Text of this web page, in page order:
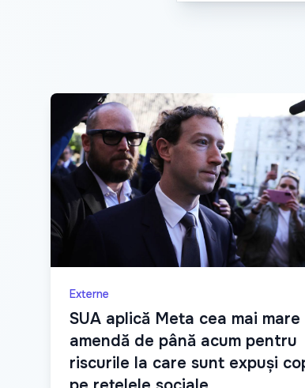
Externe
SUA aplică Meta cea mai mare
amendă de până acum pentru
riscurile la care sunt expuși